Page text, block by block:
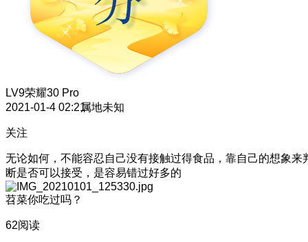
LV9荣耀30 Pro
2021-01-4 02:21属地未知
关注
无论如何，不能容忍自己没有接触过得食品，靠自己的想象来
断是否可以接受，是容易错过好多的
苕菜你吃过吗？
62阅读